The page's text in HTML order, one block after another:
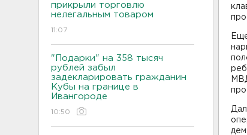
прикрыли торговлю
нелегальным товаром
11:07
"Подарки" на 358 тысяч
рублей забыл
задекларировать гражданин
Кубы на границе в
Ивангороде
10:50